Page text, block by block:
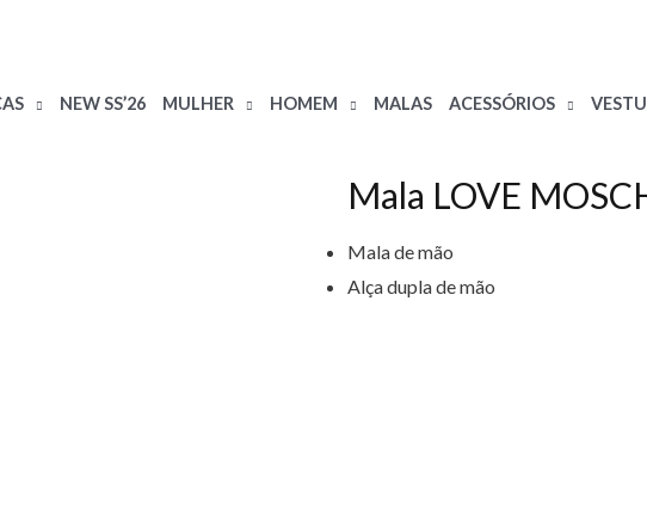
NEW SS’26 MULHER HOMEM MALAS ACESSÓRIOS
Mala LOVE
Mala de mão
Alça dupla de mão